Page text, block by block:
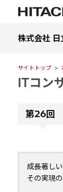
株式会社
サイトトップ
ITコン
第26回
成長著し
その実現